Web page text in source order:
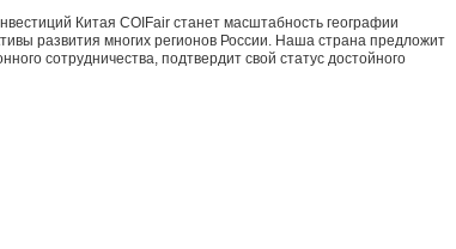
Китая COIFair станет масштабность географии
развития многих регионов России. Наша страна предложит
сотрудничества, подтвердит свой статус достойного